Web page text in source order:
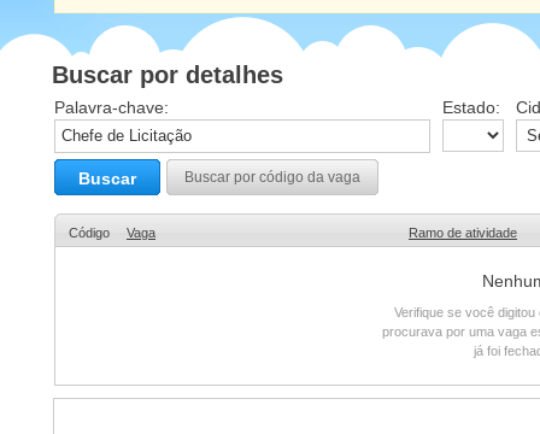
Buscar por detalhes
Palavra-chave: Estado:
Buscar Buscar por código da vaga
Código Vaga Ramo de atividade
Verifique se você
procurava por uma vaga
já foi